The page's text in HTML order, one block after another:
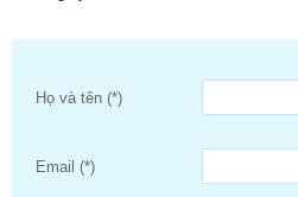
Họ và tên (*)
Email (*)